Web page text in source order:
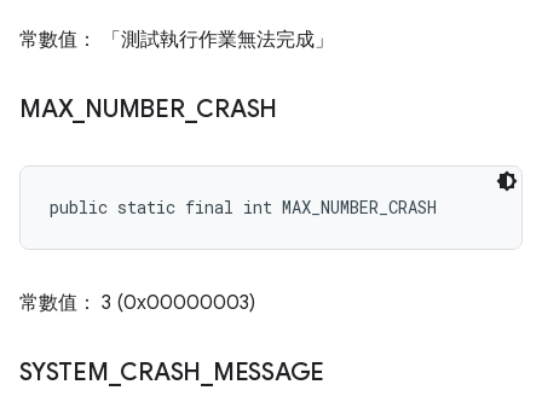
常數值： 「測試執行作業無法完成」
MAX_ NUMBER_ CRASH
public static final int MAX_NUMBER_CRASH
常數值： 3 (0x00000003)
SYSTEM CRASH MESSAGE